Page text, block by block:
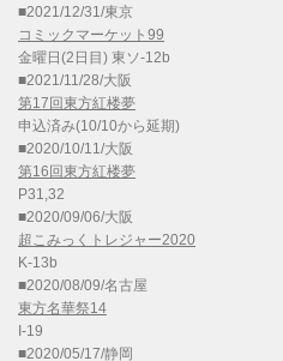
■2021/12/31/東京
コミックマーケット99
金曜日(2日目) 東ソ-12b
■2021/11/28/大阪
第17回東方紅楼夢
申込済み(10/10から延期)
■2020/10/11/大阪
第16回東方紅楼夢
P31,32
■2020/09/06/大阪
超こみっくトレジャー2020
K-13b
■2020/08/09/名古屋
東方名華祭14
I-19
■2020/05/17/静岡